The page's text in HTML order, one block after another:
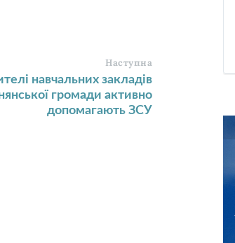
Наступна
навчальних закладів
громади активно
допомагають ЗСУ